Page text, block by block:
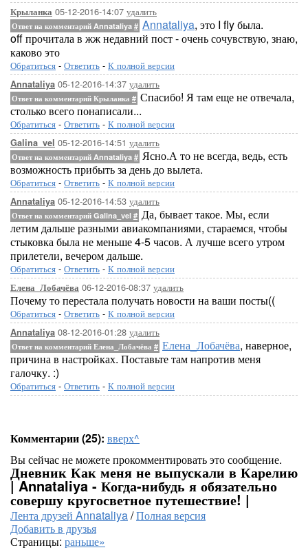
Крыланка 05-12-2016-14:07 удалить
Ответ на комментарий Annataliya # Annataliya, это I fly была.
off прочитала в жж недавний пост - очень сочувствую, знаю,
каково это
Обратиться - Ответить - К полной версии
Annataliya 05-12-2016-14:37 удалить
Ответ на комментарий Крыланка # Спасибо! Я там еще не отвечала,
столько всего понаписали...
Обратиться - Ответить - К полной версии
Galina_vel 05-12-2016-14:51 удалить
Ответ на комментарий Annataliya # Ясно.А то не всегда, ведь, есть
возможность прибыть за день до вылета.
Обратиться - Ответить - К полной версии
Annataliya 05-12-2016-14:53 удалить
Ответ на комментарий Galina_vel # Да, бывает такое. Мы, если
летим дальше разными авиакомпаниями, стараемся, чтобы
стыковка была не меньше 4-5 часов. А лучше всего утром
прилетели, вечером дальше.
Обратиться - Ответить - К полной версии
Елена_Лобачёва 06-12-2016-08:37 удалить
Почему то перестала получать новости на ваши посты((
Обратиться - Ответить - К полной версии
Annataliya 08-12-2016-01:28 удалить
Ответ на комментарий Елена_Лобачёва # Елена_Лобачёва, наверное,
причина в настройках. Поставьте там напротив меня
галочку. :)
Обратиться - Ответить - К полной версии
Комментарии (25): вверх^
Вы сейчас не можете прокомментировать это сообщение.
Дневник Как меня не выпускали в Карелию
| Annataliya - Когда-нибудь я обязательно
совершу кругосветное путешествие! |
Лента друзей Annataliya/Полная версия
Добавить в друзья
Страницы: раньше»